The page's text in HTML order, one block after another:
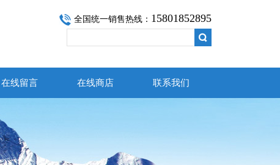
全国统一销售热线： 15801852895
在线留言 在线商店 联系我们